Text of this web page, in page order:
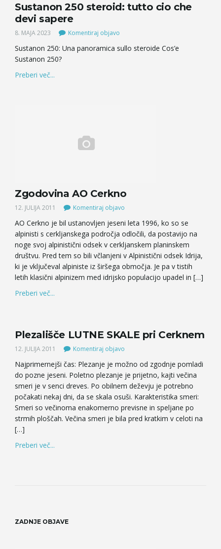
Sustanon 250 steroid: tutto cio che
devi sapere
8. MAJA 2023 Komentiraj objavo
Sustanon 250: Una panoramica sullo steroide Cos’e
Sustanon 250?
Preberi več...
Zgodovina AO Cerkno
12. JULIJA 2011 Komentiraj objavo
AO Cerkno je bil ustanovljen jeseni leta 1996, ko so se
alpinisti s cerkljanskega področja odločili, da postavijo na
noge svoj alpinistični odsek v cerkljanskem planinskem
društvu. Pred tem so bili včlanjeni v Alpinistični odsek Idrija,
ki je vključeval alpiniste iz širšega območja. Je pa v tistih
letih klasični alpinizem med idrijsko populacijo upadel in […]
Preberi več...
Plezališče LUTNE SKALE pri Cerknem
12. JULIJA 2011 Komentiraj objavo
Najprimernejši čas: Plezanje je možno od zgodnje pomladi
do pozne jeseni. Poletno plezanje je prijetno, kajti večina
smeri je v senci dreves. Po obilnem deževju je potrebno
počakati nekaj dni, da se skala osuši. Karakteristika smeri:
Smeri so večinoma enakomerno previsne in speljane po
strmih ploščah. Večina smeri je bila pred kratkim v celoti na
[…]
Preberi več...
ZADNJE OBJAVE